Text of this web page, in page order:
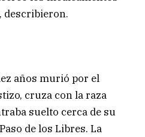
describieron.
años murió por el
cruza con la raza
suelto cerca de su
de los Libres. La